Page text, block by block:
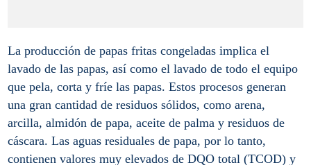
La producción de papas fritas congeladas implica el
lavado de las papas, así como el lavado de todo el equipo
que pela, corta y fríe las papas. Estos procesos generan
una gran cantidad de residuos sólidos, como arena,
arcilla, almidón de papa, aceite de palma y residuos de
cáscara. Las aguas residuales de papa, por lo tanto,
contienen valores muy elevados de DQO total (TCOD) y